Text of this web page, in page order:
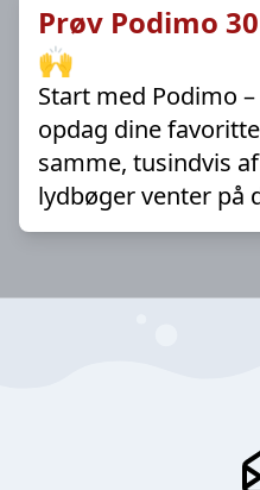
Prøv Podimo
🙌
Start med Podimo
opdag dine
samme, tusindvis
lydbøger venter på